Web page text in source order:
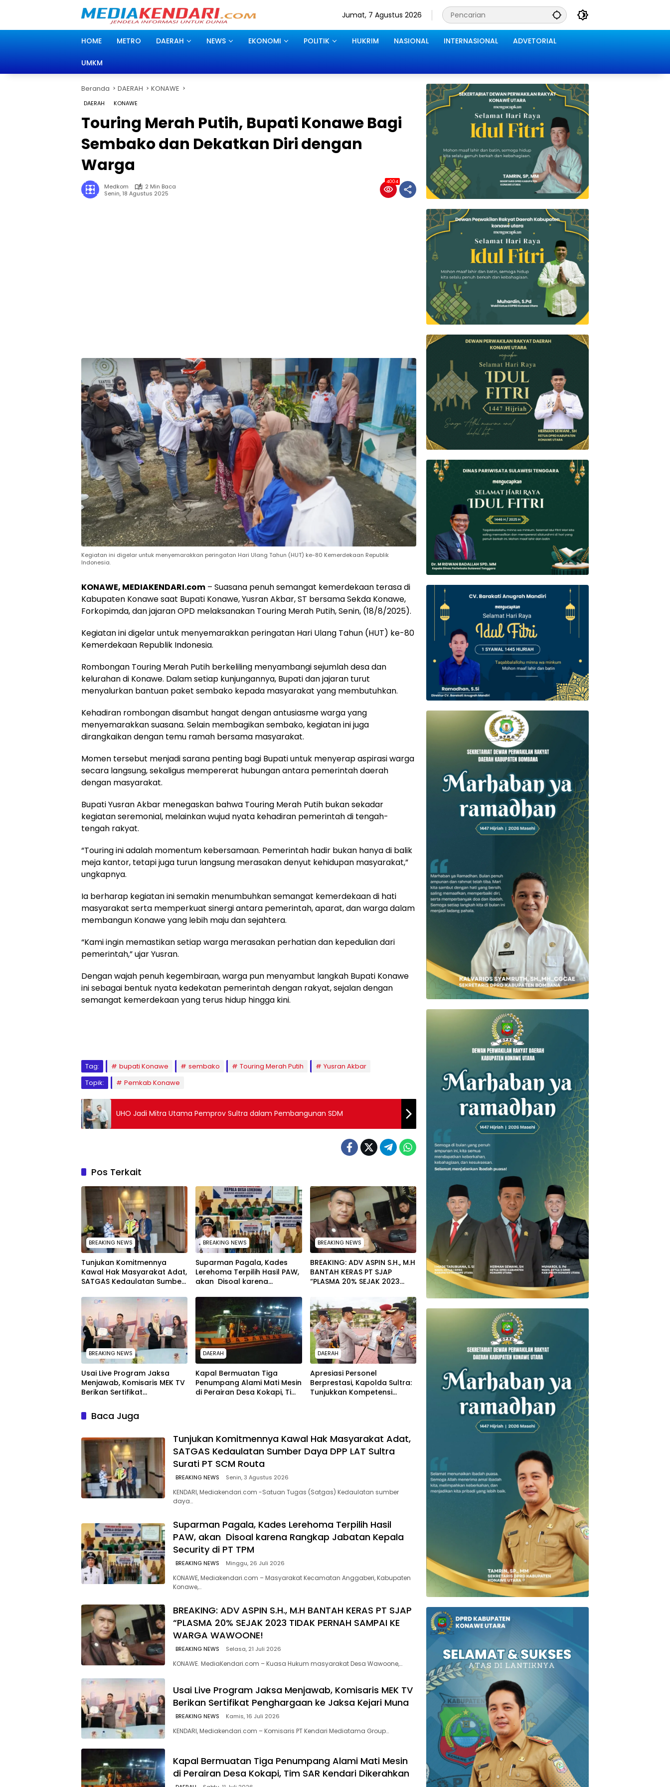
Jumat, 7 Agustus 2026
HOME METRO DAERAH NEWS EKONOMI POLITIK HUKRIM NASIONAL INTERNASIONAL ADVETORIAL
UMKM
Beranda DAERAH KONAWE
DAERAH KONAWE
Touring Merah Putih, Bupati Konawe Bagi
Sembako dan Dekatkan Diri dengan
Warga
Medkom
2 Min Baca
Senin, 18 Agustus 2025
4004
Kegiatan ini digelar untuk menyemarakkan peringatan Hari Ulang Tahun (HUT) ke-80 Kemerdekaan Republik
Indonesia.
KONAWE, MEDIAKENDARI.com – Suasana penuh semangat kemerdekaan terasa di
Kabupaten Konawe saat Bupati Konawe, Yusran Akbar, ST bersama Sekda Konawe,
Forkopimda, dan jajaran OPD melaksanakan Touring Merah Putih, Senin, (18/8/2025).
Kegiatan ini digelar untuk menyemarakkan peringatan Hari Ulang Tahun (HUT) ke-80
Kemerdekaan Republik Indonesia.
Rombongan Touring Merah Putih berkeliling menyambangi sejumlah desa dan
kelurahan di Konawe. Dalam setiap kunjungannya, Bupati dan jajaran turut
menyalurkan bantuan paket sembako kepada masyarakat yang membutuhkan.
Kehadiran rombongan disambut hangat dengan antusiasme warga yang
menyemarakkan suasana. Selain membagikan sembako, kegiatan ini juga
dirangkaikan dengan temu ramah bersama masyarakat.
Momen tersebut menjadi sarana penting bagi Bupati untuk menyerap aspirasi warga
secara langsung, sekaligus mempererat hubungan antara pemerintah daerah
dengan masyarakat.
Bupati Yusran Akbar menegaskan bahwa Touring Merah Putih bukan sekadar
kegiatan seremonial, melainkan wujud nyata kehadiran pemerintah di tengah-
tengah rakyat.
“Touring ini adalah momentum kebersamaan. Pemerintah hadir bukan hanya di balik
meja kantor, tetapi juga turun langsung merasakan denyut kehidupan masyarakat,”
ungkapnya.
Ia berharap kegiatan ini semakin menumbuhkan semangat kemerdekaan di hati
masyarakat serta memperkuat sinergi antara pemerintah, aparat, dan warga dalam
membangun Konawe yang lebih maju dan sejahtera.
“Kami ingin memastikan setiap warga merasakan perhatian dan kepedulian dari
pemerintah,” ujar Yusran.
Dengan wajah penuh kegembiraan, warga pun menyambut langkah Bupati Konawe
ini sebagai bentuk nyata kedekatan pemerintah dengan rakyat, sejalan dengan
semangat kemerdekaan yang terus hidup hingga kini.
Tag: bupati Konawe sembako Touring Merah Putih
Yusran Akbar
Topik:
Pemkab Konawe
UHO Jadi Mitra Utama Pemprov Sultra dalam Pembangunan SDM
Pos Terkait
BREAKING NEWS
Tunjukan Komitmennya
Kawal Hak Masyarakat Adat,
SATGAS Kedaulatan Sumber
SCM Routa
BREAKING NEWS
Suparman Pagala, Kades
Lerehoma Terpilih Hasil PAW,
akan Disoal karena
Security di PT TPM
BREAKING NEWS
BREAKING: ADV ASPIN S.H., M.H
BANTAH KERAS PT SJAP
“PLASMA 20% SEJAK 2023
WARGA WAWOONE!
BREAKING NEWS
Usai Live Program Jaksa
Menjawab, Komisaris MEK TV
Berikan Sertifikat
Muna
DAERAH
Kapal Bermuatan Tiga
Penumpang Alami Mati Mesin
di Perairan Desa Kokapi, Tim
DAERAH
Apresiasi Personel
Berprestasi, Kapolda Sultra:
Tunjukkan Kompetensi
Baca Juga
Tunjukan Komitmennya Kawal Hak Masyarakat Adat,
SATGAS Kedaulatan Sumber Daya DPP LAT Sultra
Surati PT SCM Routa
BREAKING NEWS Senin, 3 Agustus 2026
KENDARI, Mediakendari.com -Satuan Tugas (Satgas) Kedaulatan sumber
daya…
Suparman Pagala, Kades Lerehoma Terpilih Hasil
PAW, akan Disoal karena Rangkap Jabatan Kepala
Security di PT TPM
BREAKING NEWS Minggu, 26 Juli 2026
KONAWE, Mediakendari.com – Masyarakat Kecamatan Anggaberi, Kabupaten
Konawe,…
BREAKING: ADV ASPIN S.H., M.H BANTAH KERAS PT SJAP
“PLASMA 20% SEJAK 2023 TIDAK PERNAH SAMPAI KE
WARGA WAWOONE!
BREAKING NEWS Selasa, 21 Juli 2026
KONAWE. MediaKendari.com – Kuasa Hukum masyarakat Desa Wawoone,…
Usai Live Program Jaksa Menjawab, Komisaris MEK TV
Berikan Sertifikat Penghargaan ke Jaksa Kejari Muna
BREAKING NEWS Kamis, 16 Juli 2026
‎KENDARI, Mediakendari.com – Komisaris PT Kendari Mediatama Group…
Kapal Bermuatan Tiga Penumpang Alami Mati Mesin
di Perairan Desa Kokapi, Tim SAR Kendari Dikerahkan